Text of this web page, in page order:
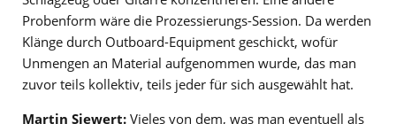
Probenform wäre die Prozessierungs-Session. Da werden
Klänge durch Outboard-Equipment geschickt, wofür
Unmengen an Material aufgenommen wurde, das man
zuvor teils kollektiv, teils jeder für sich ausgewählt hat.
Martin Siewert: Vieles von dem, was man eventuell als